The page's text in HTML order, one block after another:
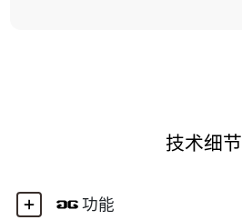
技术细节
功能